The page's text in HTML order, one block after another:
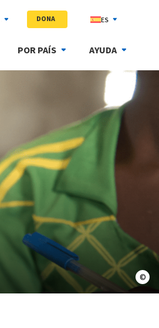
DONA ES
POR PAÍS AYUDA